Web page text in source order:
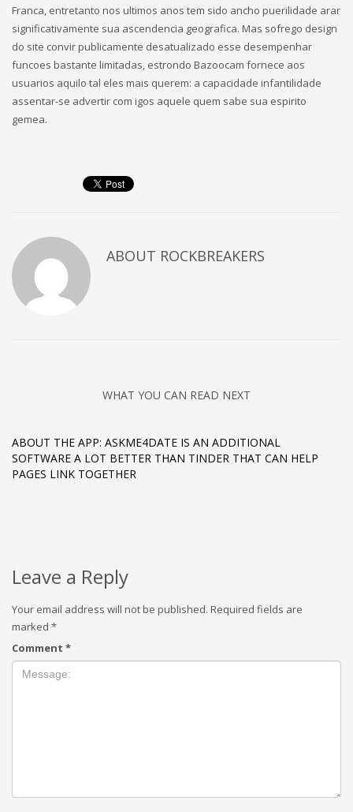
Franca, entretanto nos ultimos anos tem sido ancho puerilidade arar
significativamente sua ascendencia geografica. Mas sofrego design
do site convir publicamente desatualizado esse desempenhar
funcoes bastante limitadas, estrondo Bazoocam fornece aos
usuarios aquilo tal eles mais querem: a capacidade infantilidade
assentar-se advertir com igos aquele quem sabe sua espirito
gemea.
ABOUT ROCKBREAKERS
WHAT YOU CAN READ NEXT
ABOUT THE APP: ASKME4DATE IS AN ADDITIONAL
SOFTWARE A LOT BETTER THAN TINDER THAT CAN HELP
PAGES LINK TOGETHER
Leave a Reply
Your email address will not be published. Required fields are
marked *
Comment *